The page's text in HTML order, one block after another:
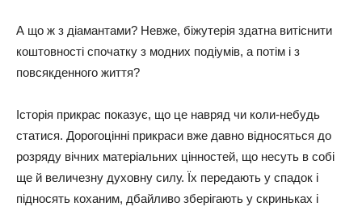
А що ж з діамантами? Невже, біжутерія здатна витіснити
коштовності спочатку з модних подіумів, а потім і з
повсякденного життя?
Історія прикрас показує, що це навряд чи коли-небудь
статися. Дорогоцінні прикраси вже давно відносяться до
розряду вічних матеріальних цінностей, що несуть в собі
ще й величезну духовну силу. Їх передають у спадок і
підносять коханим, дбайливо зберігають у скриньках і